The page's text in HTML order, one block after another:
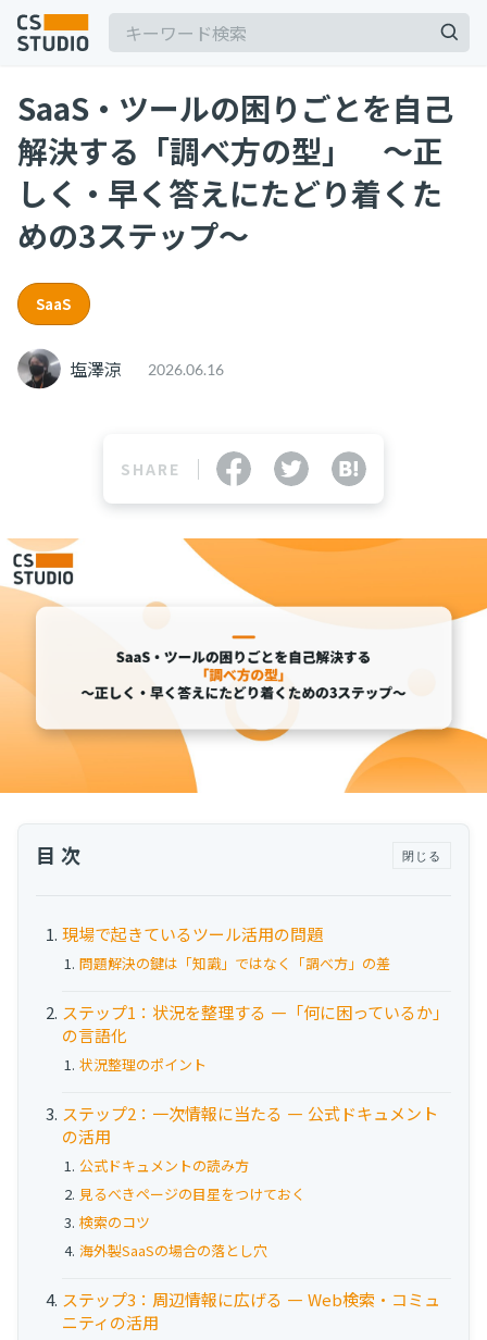
記事
カスタマーサクセス人材派遣・常駐
カスタマーサクセスBPO
BPaaS​
既存営業 AI BPO
カスタマーサポート代行
多言語カスタマーサポート対応
CSツール導入・運用支援
ツール選定・運用支援
その他ご支援​
インサイドセールス代行
メルマガ登録
相談する
SaaS・ツールの困りごとを自己
解決する「調べ方の型」 ～正
しく・早く答えにたどり着くた
めの3ステップ～
SaaS
塩澤涼 2026.06.16
SHARE
現場で起きているツール活用の問題
問題解決の鍵は「知識」ではなく「調べ方」の差
ステップ1：状況を整理する ―「何に困っているか」
の言語化
状況整理のポイント
ステップ2：一次情報に当たる ― 公式ドキュメント
の活用
公式ドキュメントの読み方
見るべきページの目星をつけておく
検索のコツ
海外製SaaSの場合の落とし穴
ステップ3：周辺情報に広げる ― Web検索・コミュ
ニティの活用
目次 閉じる